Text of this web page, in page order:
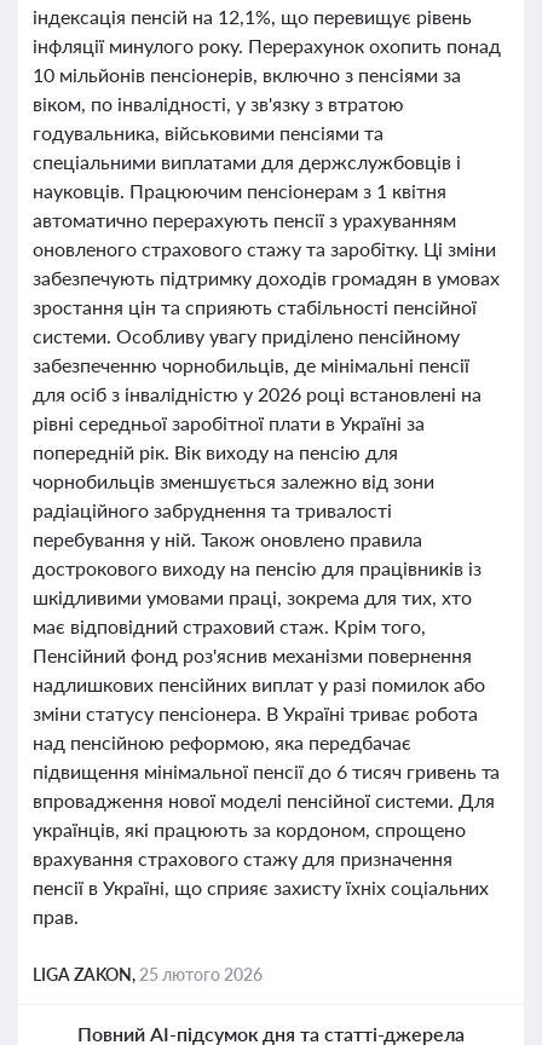
індексація пенсій на 12,1%, що перевищує рівень
інфляції минулого року. Перерахунок охопить понад
10 мільйонів пенсіонерів, включно з пенсіями за
віком, по інвалідності, у зв'язку з втратою
годувальника, військовими пенсіями та
спеціальними виплатами для держслужбовців і
науковців. Працюючим пенсіонерам з 1 квітня
автоматично перерахують пенсії з урахуванням
оновленого страхового стажу та заробітку. Ці зміни
забезпечують підтримку доходів громадян в умовах
зростання цін та сприяють стабільності пенсійної
системи. Особливу увагу приділено пенсійному
забезпеченню чорнобильців, де мінімальні пенсії
для осіб з інвалідністю у 2026 році встановлені на
рівні середньої заробітної плати в Україні за
попередній рік. Вік виходу на пенсію для
чорнобильців зменшується залежно від зони
радіаційного забруднення та тривалості
перебування у ній. Також оновлено правила
дострокового виходу на пенсію для працівників із
шкідливими умовами праці, зокрема для тих, хто
має відповідний страховий стаж. Крім того,
Пенсійний фонд роз'яснив механізми повернення
надлишкових пенсійних виплат у разі помилок або
зміни статусу пенсіонера. В Україні триває робота
над пенсійною реформою, яка передбачає
підвищення мінімальної пенсії до 6 тисяч гривень та
впровадження нової моделі пенсійної системи. Для
українців, які працюють за кордоном, спрощено
врахування страхового стажу для призначення
пенсії в Україні, що сприяє захисту їхніх соціальних
прав.
LIGA ZAKON, 25 лютого 2026
Повний AI-підсумок дня та статті-джерела